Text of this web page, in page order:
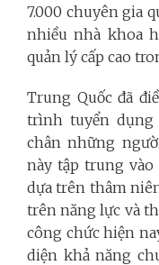
7.000 chuyên gia
nhiều nhà khoa
quản lý cấp cao
Trung Quốc đã
trình tuyển
chân những
này tập trung
dựa trên thâm
trên năng lực và
công chức hiện
diện khả năng